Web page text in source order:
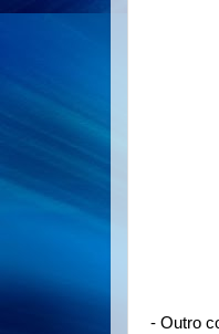
- Outro